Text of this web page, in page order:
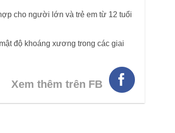
HÌNH THẬT
cho người lớn và trẻ em từ 12 tuổi
độ khoáng xương trong các giai
Xem thêm trên FB